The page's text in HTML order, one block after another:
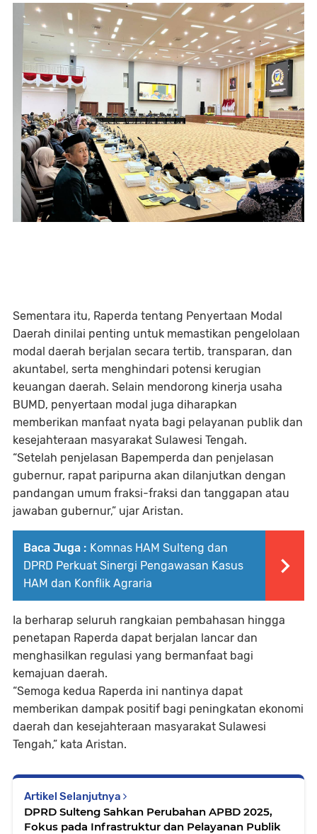
Sementara itu, Raperda tentang Penyertaan Modal
Daerah dinilai penting untuk memastikan pengelolaan
modal daerah berjalan secara tertib, transparan, dan
akuntabel, serta menghindari potensi kerugian
keuangan daerah. Selain mendorong kinerja usaha
BUMD, penyertaan modal juga diharapkan
memberikan manfaat nyata bagi pelayanan publik dan
kesejahteraan masyarakat Sulawesi Tengah.
“Setelah penjelasan Bapemperda dan penjelasan
gubernur, rapat paripurna akan dilanjutkan dengan
pandangan umum fraksi-fraksi dan tanggapan atau
jawaban gubernur,” ujar Aristan.
Baca Juga : Komnas HAM Sulteng dan
DPRD Perkuat Sinergi Pengawasan Kasus
HAM dan Konflik Agraria
Ia berharap seluruh rangkaian pembahasan hingga
penetapan Raperda dapat berjalan lancar dan
menghasilkan regulasi yang bermanfaat bagi
kemajuan daerah.
“Semoga kedua Raperda ini nantinya dapat
memberikan dampak positif bagi peningkatan ekonomi
daerah dan kesejahteraan masyarakat Sulawesi
Tengah,” kata Aristan.
Artikel Selanjutnya
DPRD Sulteng Sahkan Perubahan APBD 2025,
Fokus pada Infrastruktur dan Pelayanan Publik